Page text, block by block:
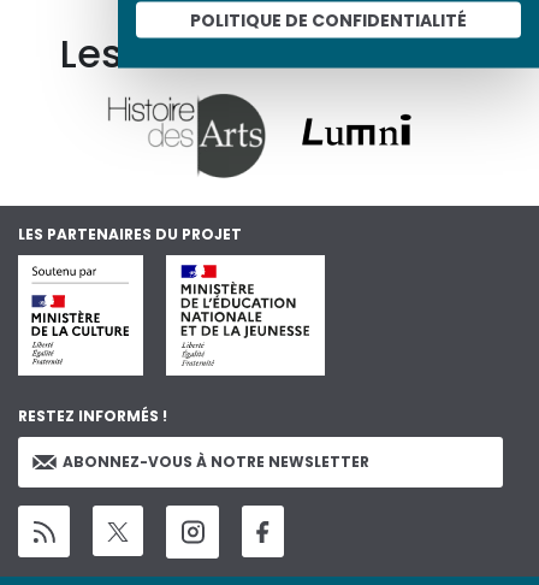
POLITIQUE DE CONFIDENTIALITÉ
Les autres ressources
LES PARTENAIRES DU PROJET
RESTEZ INFORMÉS !
ABONNEZ-VOUS À NOTRE NEWSLETTER